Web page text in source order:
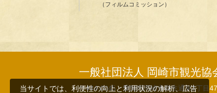
（フィルムコミッション）
一般社団法人 岡崎市観光協
〒444-0045 愛知県岡崎市康生通東2丁目
当サイトでは、利便性の向上と利用状況の解析、広告